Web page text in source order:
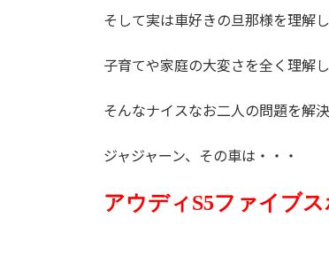
そして実は車好きの旦那様を理解
子育てや家庭の大変さを全く理解
そんなナイスなお二人の問題を解
ジャジャーン、その車は・・・
アウディS5ファイブ